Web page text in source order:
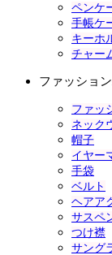
ペンケ
手帳ケ
キーホ
チャー
ファッショ
ファッ
ネック
帽子
イヤー
手袋
ベルト
ヘアア
サスペ
つけ襟
サング